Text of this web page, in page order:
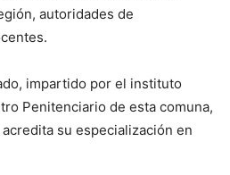
autoridades de
impartido por el instituto
Penitenciario de esta comuna,
su especialización en